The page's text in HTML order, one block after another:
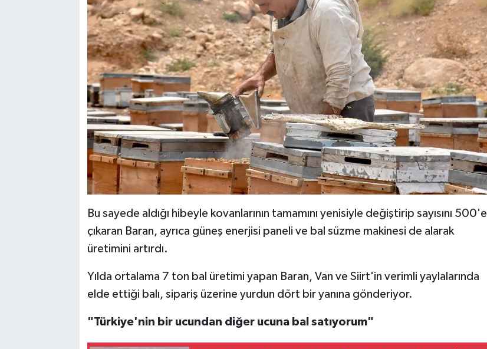
Bu sayede aldığı hibeyle kovanlarının tamamını yenisiyle değiştirip sayısını 500'e
çıkaran Baran, ayrıca güneş enerjisi paneli ve bal süzme makinesi de alarak
üretimini artırdı.
Yılda ortalama 7 ton bal üretimi yapan Baran, Van ve Siirt'in verimli yaylalarında
elde ettiği balı, sipariş üzerine yurdun dört bir yanına gönderiyor.
"Türkiye'nin bir ucundan diğer ucuna bal satıyorum"